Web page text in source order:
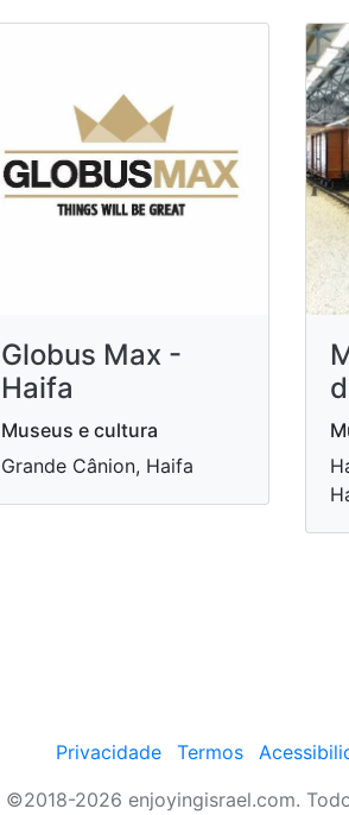
Globus Max -
Haifa
Museus e cultura
Grande Cânion, Haifa
Privacidade Termos
©2018-2026 enjoyingisrael.com.